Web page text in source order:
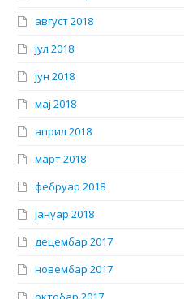
август 2018
јул 2018
јун 2018
мај 2018
април 2018
март 2018
фебруар 2018
јануар 2018
децембар 2017
новембар 2017